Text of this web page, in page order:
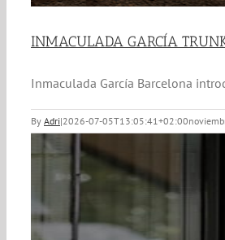
INMACULADA GARCÍA
Inmaculada García Barcelona
By Adri|2026-07-05T13:05:41+02:00